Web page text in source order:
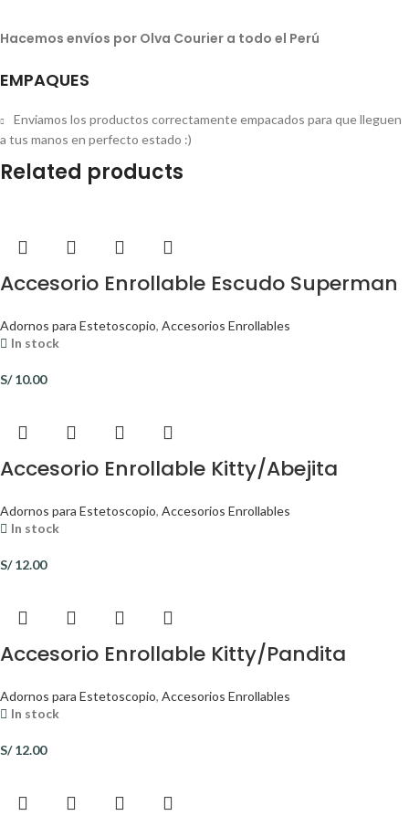
Hacemos envíos por Olva Courier a todo el Perú
EMPAQUES
Enviamos los productos correctamente empacados para que lleguen
a tus manos en perfecto estado :)
Related products
Accesorio Enrollable Escudo Superman
Adornos para Estetoscopio, Accesorios Enrollables
In stock
S/10.00
Accesorio Enrollable Kitty/Abejita
Adornos para Estetoscopio, Accesorios Enrollables
In stock
S/12.00
Accesorio Enrollable Kitty/Pandita
Adornos para Estetoscopio, Accesorios Enrollables
In stock
S/12.00